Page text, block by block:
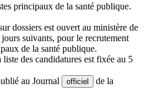
principaux de la santé publique.
dossiers est ouvert au ministère de
suivants, pour le recrutement
de la santé publique.
des candidatures est fixée au 5
au Journal
officiel
de la